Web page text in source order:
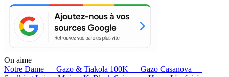
On aime
Notre Dame — Gazo & Tiakola 100K — Gazo Casanova —